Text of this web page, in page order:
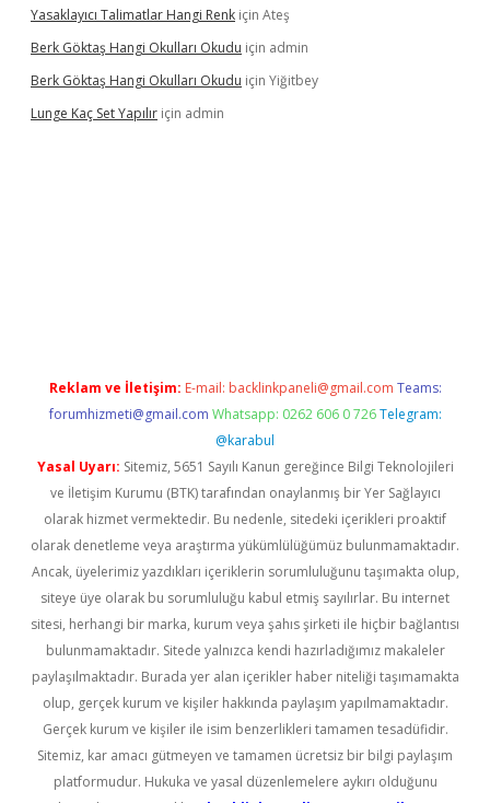
Yasaklayıcı Talimatlar Hangi Renk için Ateş
Berk Göktaş Hangi Okulları Okudu için admin
Berk Göktaş Hangi Okulları Okudu için Yiğitbey
Lunge Kaç Set Yapılır için admin
Reklam ve İletişim: E-mail: backlinkpaneli@gmail.com Teams:
forumhizmeti@gmail.com Whatsapp: 0262 606 0 726 Telegram:
@karabul
Yasal Uyarı: Sitemiz, 5651 Sayılı Kanun gereğince Bilgi Teknolojileri
ve İletişim Kurumu (BTK) tarafından onaylanmış bir Yer Sağlayıcı
olarak hizmet vermektedir. Bu nedenle, sitedeki içerikleri proaktif
olarak denetleme veya araştırma yükümlülüğümüz bulunmamaktadır.
Ancak, üyelerimiz yazdıkları içeriklerin sorumluluğunu taşımakta olup,
siteye üye olarak bu sorumluluğu kabul etmiş sayılırlar. Bu internet
sitesi, herhangi bir marka, kurum veya şahıs şirketi ile hiçbir bağlantısı
bulunmamaktadır. Sitede yalnızca kendi hazırladığımız makaleler
paylaşılmaktadır. Burada yer alan içerikler haber niteliği taşımamakta
olup, gerçek kurum ve kişiler hakkında paylaşım yapılmamaktadır.
Gerçek kurum ve kişiler ile isim benzerlikleri tamamen tesadüfidir.
Sitemiz, kar amacı gütmeyen ve tamamen ücretsiz bir bilgi paylaşım
platformudur. Hukuka ve yasal düzenlemelere aykırı olduğunu